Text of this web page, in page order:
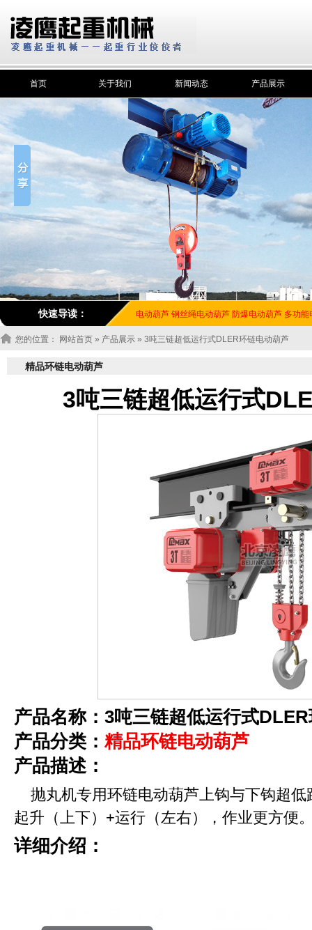
首页 关于我们 新闻动态 产品展示
快速导读： 电动葫芦 钢丝绳电动葫芦 防爆电动葫芦 多功能
您的位置： 网站首页 » 产品展示 » 3吨三链超低运行式DLER环链电动葫芦
精品环链电动葫芦
3吨三链超低运行式
产品名称：3吨三链超低运行式
产品分类： 精品环链电动葫芦
产品描述：
抛丸机专用环链电动葫芦上钩与下钩超
起升（上下）+运行（左右），作业更方便
详细介绍：